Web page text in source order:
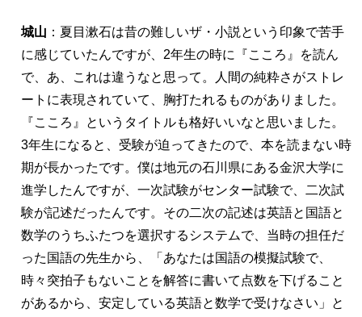
城山 ：夏目漱石は昔の難しいザ・小説という印象で苦手
に感じていたんですが、2年生の時に『こころ』を読ん
で、あ、これは違うなと思って。人間の純粋さがストレ
ートに表現されていて、胸打たれるものがありました。
『こころ』というタイトルも格好いいなと思いました。
3年生になると、受験が迫ってきたので、本を読まない時
期が長かったです。僕は地元の石川県にある金沢大学に
進学したんですが、一次試験がセンター試験で、二次試
験が記述だったんです。その二次の記述は英語と国語と
数学のうちふたつを選択するシステムで、当時の担任だ
った国語の先生から、「あなたは国語の模擬試験で、
時々突拍子もないことを解答に書いて点数を下げること
があるから、安定している英語と数学で受けなさい」と